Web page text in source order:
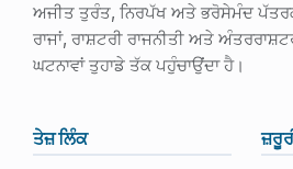
ਅਜੀਤ ਤੁਰੰਤ, ਨਿਰਪੱਖ ਅਤੇ ਭਰੋਸੇਮੰਦ
ਰਾਜਾਂ, ਰਾਸ਼ਟਰੀ ਰਾਜਨੀਤੀ ਅਤੇ
ਘਟਨਾਵਾਂ ਤੁਹਾਡੇ ਤੱਕ ਪਹੁੰਚਾਉਂਦਾ ਹੈ।
ਤੇਜ਼ ਲਿੰਕ